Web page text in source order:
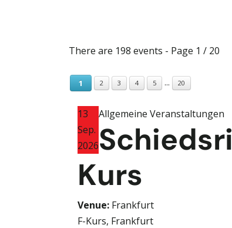
There are 198 events - Page 1 / 20
1 2 3 4 5 ... 20
13
Sep.
2026
Allgemeine Veranstaltungen
Kurs
Venue: Frankfurt
F-Kurs, Frankfurt